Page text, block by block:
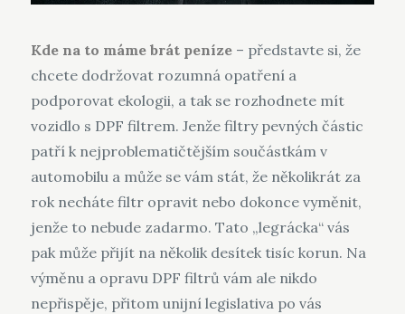
Kde na to máme brát peníze– představte si, že
chcete dodržovat rozumná opatření a
podporovat ekologii, a tak se rozhodnete mít
vozidlo s DPF filtrem. Jenže filtry pevných částic
patří k nejproblematičtějším součástkám v
automobilu a může se vám stát, že několikrát za
rok necháte filtr opravit nebo dokonce vyměnit,
jenže to nebude zadarmo. Tato „legrácka“ vás
pak může přijít na několik desítek tisíc korun. Na
výměnu a opravu DPF filtrů vám ale nikdo
nepřispěje, přitom unijní legislativa po vás